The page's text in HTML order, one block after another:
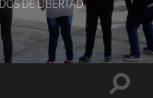
NNAPEs
Toggle